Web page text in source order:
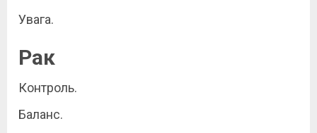
Увага.
Рак
Контроль.
Баланс.